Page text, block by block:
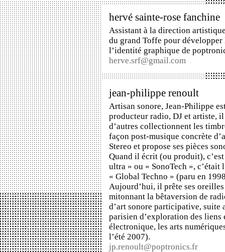
hervé sainte-rose fanchine
Assistant à la direction
du grand Toffe pour
l’identité graphique de
herve.srf@gmail.com
jean-philippe renoult
Artisan sonore, Jean-Philippe
producteur radio, DJ et artiste,
d’autres collectionnent les
façon post-musique concrète
Stereo et propose ses pièces
Quand il écrit (ou produit),
ultra » ou « SonoTech »,
« Global Techno » (paru en
Aujourd’hui, il prête ses
mitonnant la bêtaversion de
d’art sonore participative, suite
parisien d’exploration des liens
électronique, les arts
l’été 2007).
jp.renoult@poptronics.fr